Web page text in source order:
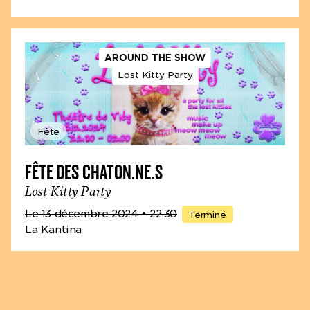
AROUND THE SHOW
Lost Kitty Party
Fête
FÊTE DES CHATON.NE.S
Lost Kitty Party
Le 13 décembre 2024• 22:30 Terminé
La Kantina